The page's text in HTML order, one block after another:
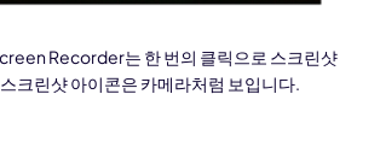
Recorder는 한 번의 클릭으로 스크린샷
크린샷 아이콘은 카메라처럼 보입니다.